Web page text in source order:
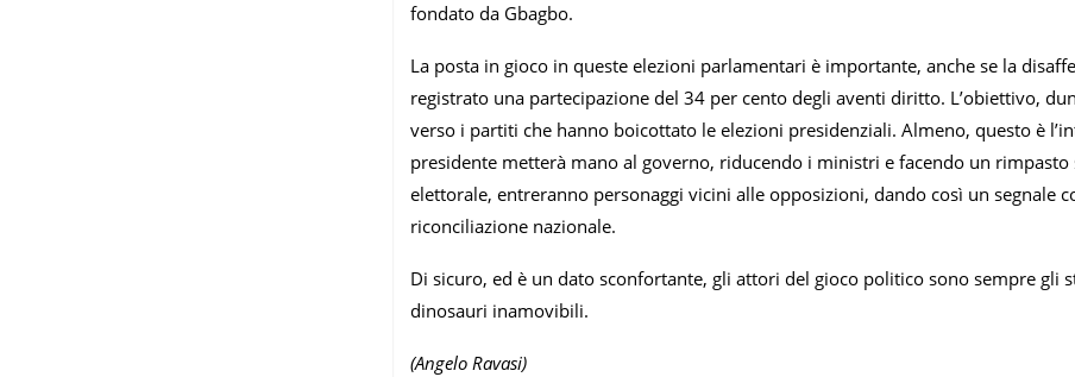
fondato da Gbagbo.
La posta in gioco in queste elezioni parlamentari è importante, anche se la
registrato una partecipazione del 34 per cento degli aventi diritto. L’obiettivo,
verso i partiti che hanno boicottato le elezioni presidenziali. Almeno, questo è
presidente metterà mano al governo, riducendo i ministri e facendo un
elettorale, entreranno personaggi vicini alle opposizioni, dando così un segnale
riconciliazione nazionale.
Di sicuro, ed è un dato sconfortante, gli attori del gioco politico sono sempre gli
dinosauri inamovibili.
(Angelo Ravasi)